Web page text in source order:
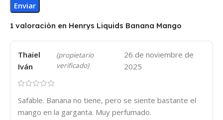
1 valoración en Henrys Liquids Banana Mango
Thaiel
Iván
(propietario
verificado)
26 de noviembre de
2025
Safable. Banana no tiene, pero se siente bastante el
mango en la garganta. Muy perfumado.